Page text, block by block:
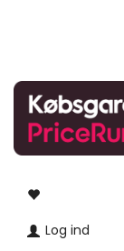
Log ind